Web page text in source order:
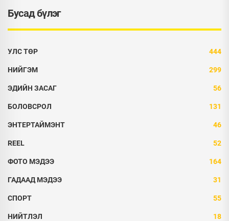
Бусад бүлэг
УЛС ТӨР 444
НИЙГЭМ 299
ЭДИЙН ЗАСАГ 56
БОЛОВСРОЛ 131
ЭНТЕРТАЙМЭНТ 46
REEL 52
ФОТО МЭДЭЭ 164
ГАДААД МЭДЭЭ 31
СПОРТ 55
НИЙТЛЭЛ 18